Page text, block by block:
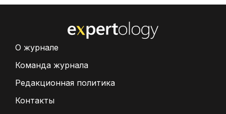
О журнале
Команда журнала
Редакционная политика
Контакты